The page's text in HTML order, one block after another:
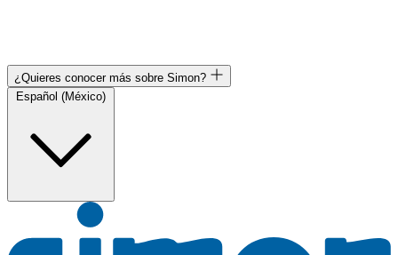
¿Quieres conocer más sobre Simon?